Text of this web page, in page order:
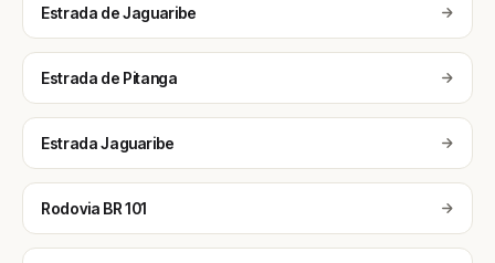
Estrada de Jaguaribe
Estrada de Pitanga
Estrada Jaguaribe
Rodovia BR 101